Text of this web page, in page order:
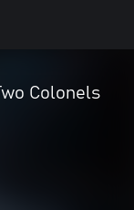
Colonels